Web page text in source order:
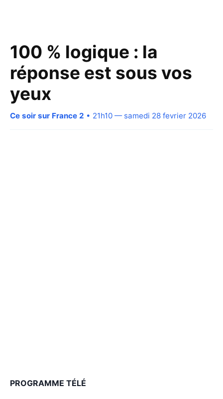
100 % logique : la
réponse est sous vos
yeux
Ce soir sur France 2 • 21h10 — samedi 28 fevrier 2026
PROGRAMME TÉLÉ